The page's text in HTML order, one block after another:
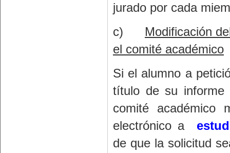
jurado por cada
c) Modificación
el comité académico
Si el alumno a
título de su informe
comité académico
electrónico a
de que la solicitud